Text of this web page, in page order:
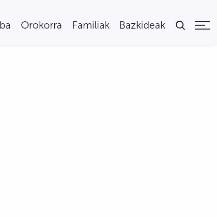
Orokorra Familiak Bazkideak